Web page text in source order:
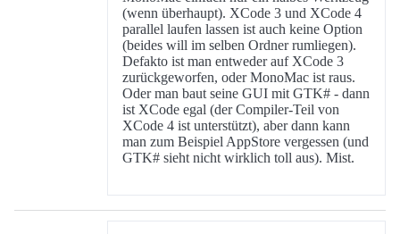
(wenn überhaupt). XCode 3 und XCode 4
parallel laufen lassen ist auch keine Option
(beides will im selben Ordner rumliegen).
Defakto ist man entweder auf XCode 3
zurückgeworfen, oder MonoMac ist raus.
Oder man baut seine GUI mit GTK# - dann
ist XCode egal (der Compiler-Teil von
XCode 4 ist unterstützt), aber dann kann
man zum Beispiel AppStore vergessen (und
GTK# sieht nicht wirklich toll aus). Mist.